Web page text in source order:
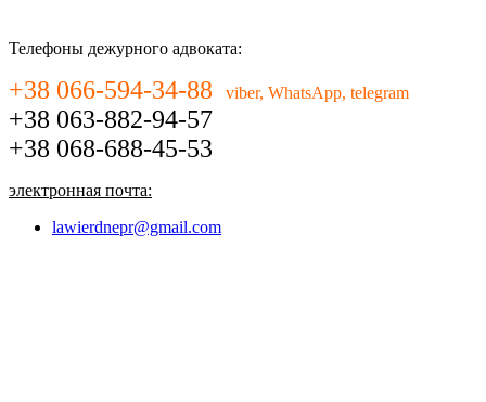
Телефоны дежурного адвоката:
+38 066-594-34-88 viber, WhatsApp, telegram
+38 063-882-94-57
+38 068-688-45-53
электронная почта:
lawierdnepr@gmail.com